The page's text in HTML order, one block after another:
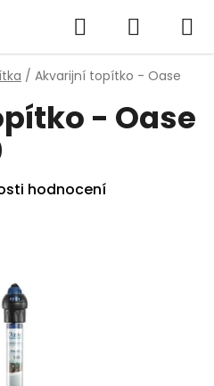
Hledat
KOŠÍK
/ Akvarijní topítko - Oase
- Oase
hodnocení